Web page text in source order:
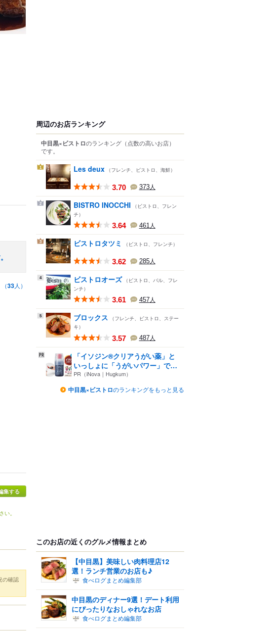
33人）
集する
。
の確認
周辺のお店ランキング
中目黒×ビストロのランキング （点数の高いお店）
です。
1 Les deux （フレンチ、ビストロ、海鮮）
3.70 373人
2 BISTRO INOCCHI
（ビストロ、フレン
チ）
3.64 461 人
3 ビストロタツミ （ビストロ、フレンチ）
3.62 285人
4 ビストロオーズ （ビストロ、バル、フレ
ンチ）
3.61 457人
5 ブロックス
（フレンチ、ビストロ、ステー
キ）
3.57 487人
「イソジン®クリアうがい薬」と
いっしょに「うがいパワー」で
一...
PR（iNova｜Hugkum）
中目黒×ビストロのランキングをもっと見る
このお店の近くのグルメ情報まとめ
【中目黒】美味しい肉料理店12
選！ランチ営業のお店も♪
食べログまとめ編集部
中目黒のディナー9選！デート利用
にぴったりなおしゃれなお店
食べログまとめ編集部